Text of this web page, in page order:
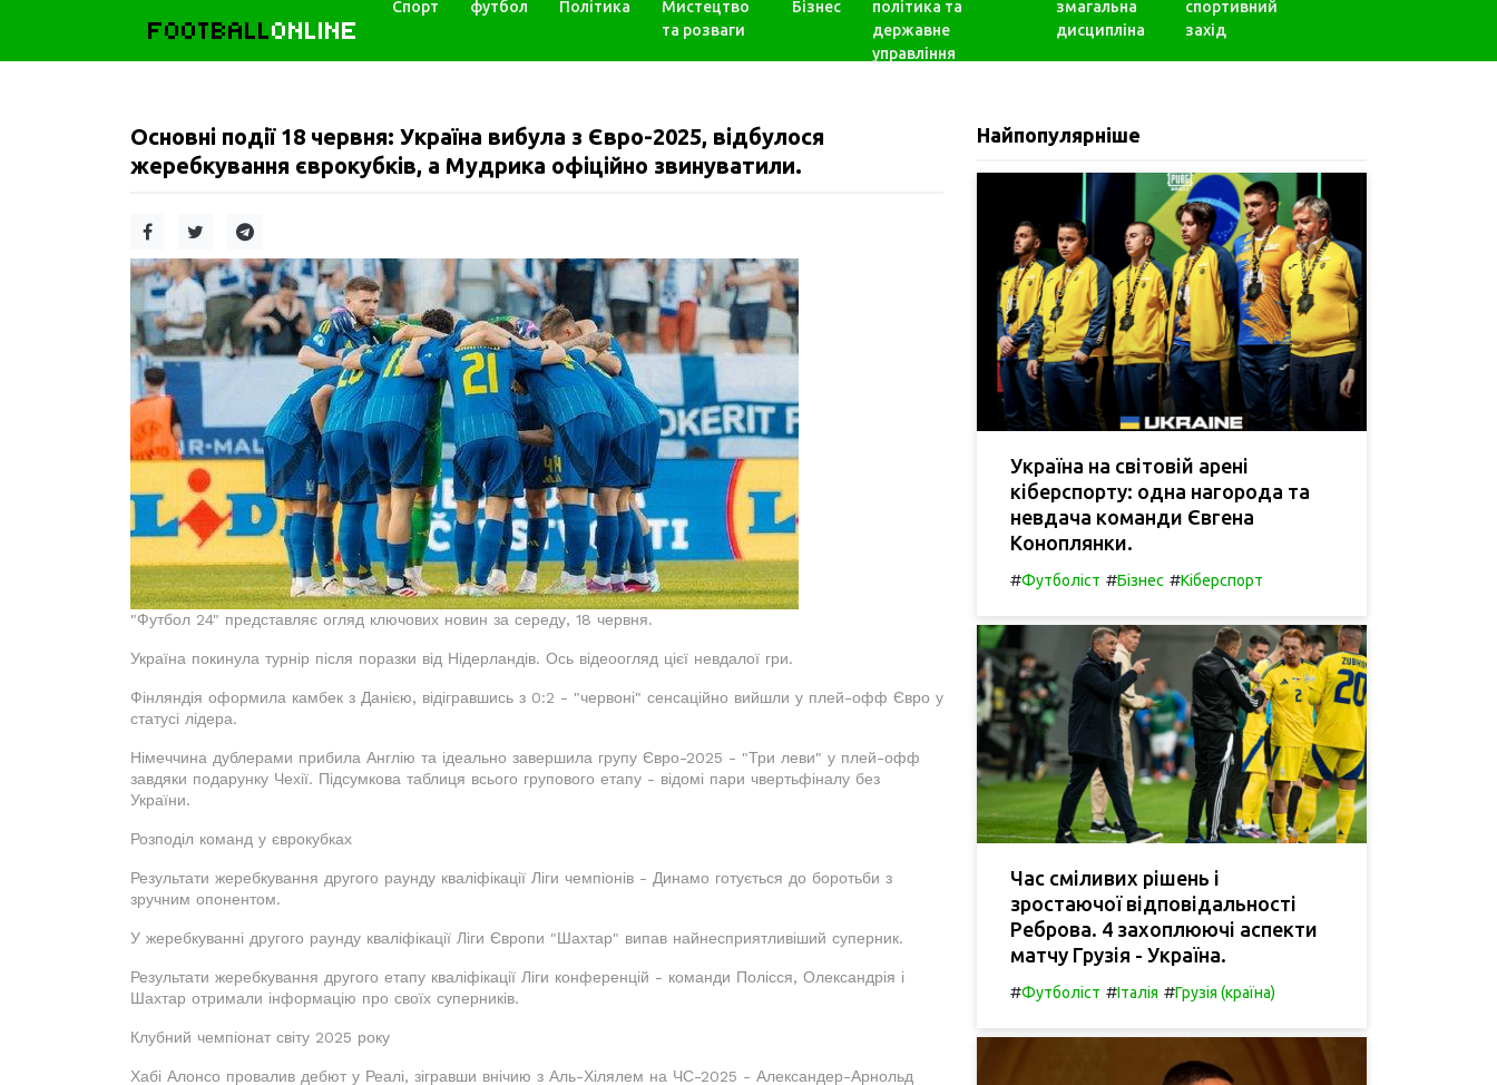
FOOTBALLONLINE
Спорт футбол Політика
Мистецтво
та розваги
Бізнес
політика та
державне
управління
змагальна
дисципліна
спортивний
захід
Основні події 18 червня: Україна вибула з Євро-2025, відбулося
жеребкування єврокубків, а Мудрика офіційно звинуватили.
"Футбол 24" представляє огляд ключових новин за середу, 18 червня.
Україна покинула турнір після поразки від Нідерландів. Ось відеоогляд цієї невдалої гри.
Фінляндія оформила камбек з Данією, відігравшись з 0:2 - "червоні" сенсаційно вийшли у плей-офф Євро у
статусі лідера.
Німеччина дублерами прибила Англію та ідеально завершила групу Євро-2025 - "Три леви" у плей-офф
завдяки подарунку Чехії. Підсумкова таблиця всього групового етапу - відомі пари чвертьфіналу без
України.
Розподіл команд у єврокубках
Результати жеребкування другого раунду кваліфікації Ліги чемпіонів - Динамо готується до боротьби з
зручним опонентом.
У жеребкуванні другого раунду кваліфікації Ліги Європи "Шахтар" випав найнесприятливіший суперник.
Результати жеребкування другого етапу кваліфікації Ліги конференцій - команди Полісся, Олександрія і
Шахтар отримали інформацію про своїх суперників.
Клубний чемпіонат світу 2025 року
Хабі Алонсо провалив дебют у Реалі, зігравши внічию з Аль-Хілялем на ЧС-2025 - Александер-Арнольд
Найпопулярніше
Україна на світовій арені
кіберспорту: одна нагорода та
невдача команди Євгена
Коноплянки.
#Футболіст #Бізнес #Кіберспорт
Час сміливих рішень і
зростаючої відповідальності
Реброва. 4 захоплюючі аспекти
матчу Грузія - Україна.
#Футболіст #Італія #Грузія (країна)